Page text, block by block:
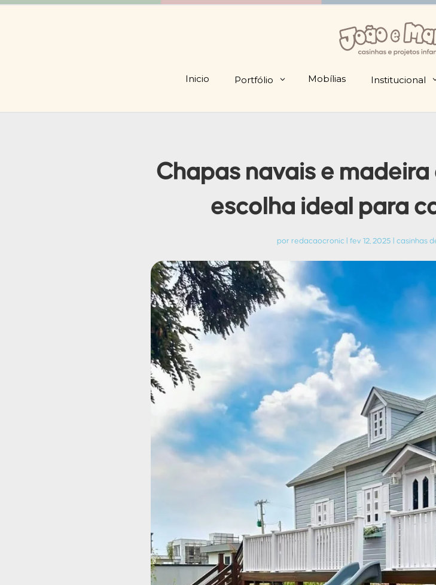
Inicio Portfólio Mobílias Institucional
Chapas navais e madeira
escolha ideal para
por redacaocronic fev 12, 2025 casinhas